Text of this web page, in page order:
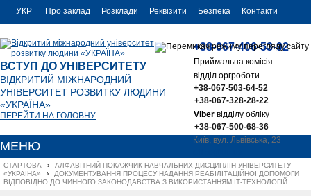
УКР
ENG
Про заклад Розклади Реквізити Безпека Контакти
ВСТУП ДО УНІВЕРСИТЕТУ
ВІДКРИТИЙ МІЖНАРОДНИЙ
УНІВЕРСИТЕТ РОЗВИТКУ ЛЮДИНИ
«УКРАЇНА»
ПЕРЕЙТИ НА ГОЛОВНУ
+38-067-406-53-92
Приймальна комісія
відділ оргроботи
+38-067-503-64-52
+38-067-328-28-22
Viberвідділу обліку
+38-067-500-68-36
Київ, вул. Львівська, 23
МЕНЮ
СТАРТОВА ›
АЛФАВІТНИЙ ПОКАЖЧИК НАВЧАЛЬНИХ ДИСЦИПЛІН УНІВЕРСИТЕТУ
«УКРАЇНА»
›
ДОКУМЕНТУВАННЯ ПРОЦЕСУ НАДАННЯ РЕАБІЛІТАЦІЙНОЇ ДОПОМОГИ
ВІДПОВІДНО ДО ЧИННОГО ЗАКОНОДАВСТВА З ВИКОРИСТАННЯМ ІТ-ТЕХНОЛОГІЙ